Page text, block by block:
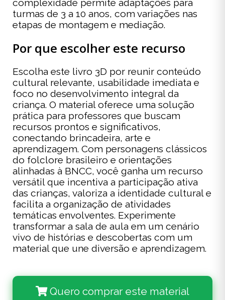
complexidade permite adaptações para
turmas de 3 a 10 anos, com variações nas
etapas de montagem e mediação.
Por que escolher este recurso
Escolha este livro 3D por reunir conteúdo
cultural relevante, usabilidade imediata e
foco no desenvolvimento integral da
criança. O material oferece uma solução
prática para professores que buscam
recursos prontos e significativos,
conectando brincadeira, arte e
aprendizagem. Com personagens clássicos
do folclore brasileiro e orientações
alinhadas à BNCC, você ganha um recurso
versátil que incentiva a participação ativa
das crianças, valoriza a identidade cultural e
facilita a organização de atividades
temáticas envolventes. Experimente
transformar a sala de aula em um cenário
vivo de histórias e descobertas com um
material que une diversão e aprendizagem.
Quero comprar este material